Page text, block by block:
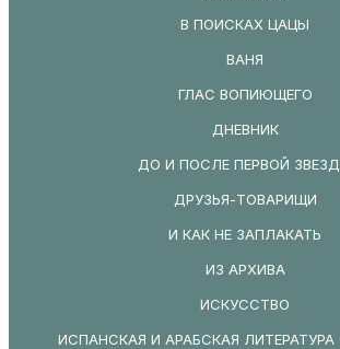
В ПОИСКАХ ЦАЦЫ
ВАНЯ
ГЛАС ВОПИЮЩЕГО
ДНЕВНИК
ДО И ПОСЛЕ ПЕРВОЙ
ДРУЗЬЯ-ТОВАРИЩИ
И КАК НЕ ЗАПЛАКАТЬ
ИЗ АРХИВА
ИСКУССТВО
ИСПАНСКАЯ И АРАБСКАЯ